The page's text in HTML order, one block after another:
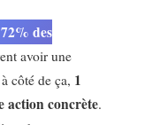
72% des
avoir une
côté de ça, 1
action concrète.